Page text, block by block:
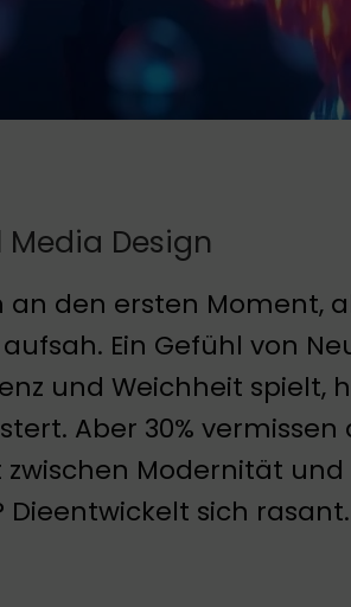
Design
den ersten Moment,
Ein Gefühl von
und Weichheit spielt,
Aber 30%
Modernität
Dieentwickelt sich